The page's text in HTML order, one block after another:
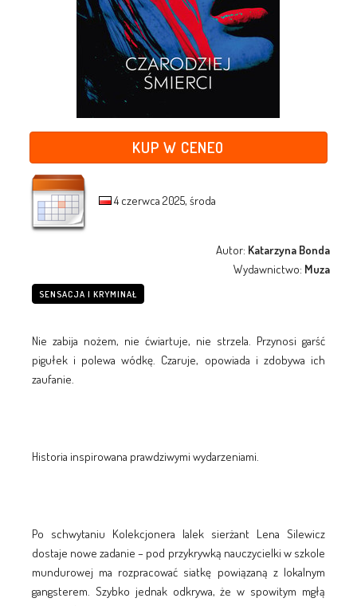
KUP W CENEO
4 czerwca 2025, środa
Autor: Katarzyna Bonda
Wydawnictwo: Muza
SENSACJA I KRYMINAŁ
Nie zabija nożem, nie ćwiartuje, nie strzela. Przynosi garść
pigułek i polewa wódkę. Czaruje, opowiada i zdobywa ich
zaufanie.
Historia inspirowana prawdziwymi wydarzeniami.
Po schwytaniu Kolekcjonera lalek sierżant Lena Silewicz
dostaje nowe zadanie – pod przykrywką nauczycielki w szkole
mundurowej ma rozpracować siatkę powiązaną z lokalnym
gangsterem. Szybko jednak odkrywa, że w spowitym mgłą